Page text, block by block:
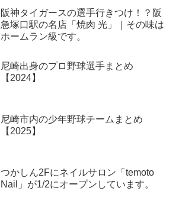
阪神タイガースの選手行きつけ！？阪
急塚口駅の名店「焼肉 光」｜その味は
ホームラン級です。
尼崎出身のプロ野球選手まとめ
【2024】
尼崎市内の少年野球チームまとめ
【2025】
つかしん2Fにネイルサロン「temoto
Nail」が1/2にオープンしています。